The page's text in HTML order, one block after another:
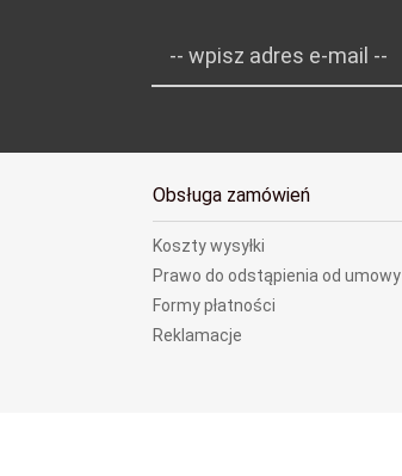
-- wpisz adres e-mail --
Obsługa zamówień
Koszty wysyłki
Prawo do odstąpienia od umowy
Formy płatności
Reklamacje